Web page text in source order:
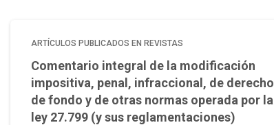
ARTÍCULOS PUBLICADOS EN REVISTAS
Comentario integral de la modificación
impositiva, penal, infraccional, de derecho
de fondo y de otras normas operada por la
ley 27.799 (y sus reglamentaciones)